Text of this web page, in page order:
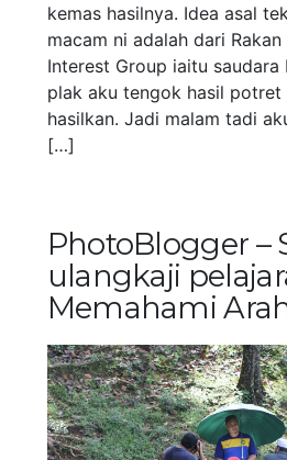
kemas hasilnya. Idea asal
macam ni adalah dari
Interest Group iaitu saudara
plak aku tengok hasil potret
hasilkan. Jadi malam tadi
[…]
PhotoBlogger –
ulangkaji
Memahami